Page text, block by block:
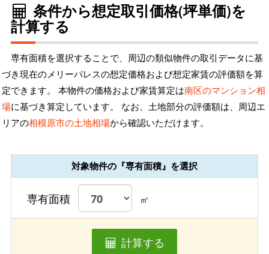
条件から想定取引価格(坪単価)を
計算する
専有面積を選択することで、周辺の類似物件の取引データに基
づき現在のメリーパレスの想定価格および想定家賃の評価額を算
定できます。 本物件の価格および家賃算定は南区のマンション相
場に基づき算定しています。 なお、土地部分の評価額は、周辺エ
リアの相模原市の土地相場から確認いただけます。
対象物件の『専有面積』を選択
専有面積 ㎡
計算する